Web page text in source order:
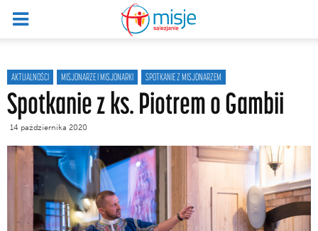
AKTUALNOŚCI MISJONARZE I MISJONARKI SPOTKANIE Z MISJONARZEM
Spotkanie z ks. Piotrem o Gambii
14 października 2020